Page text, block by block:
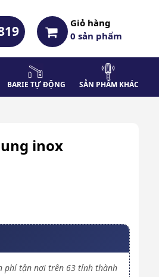
Giỏ hàng
0sản phẩm
BARIE TỰ ĐỘNG SẢN PHẨM KHÁC
inox
phí tận nơi trên 63 tỉnh thành